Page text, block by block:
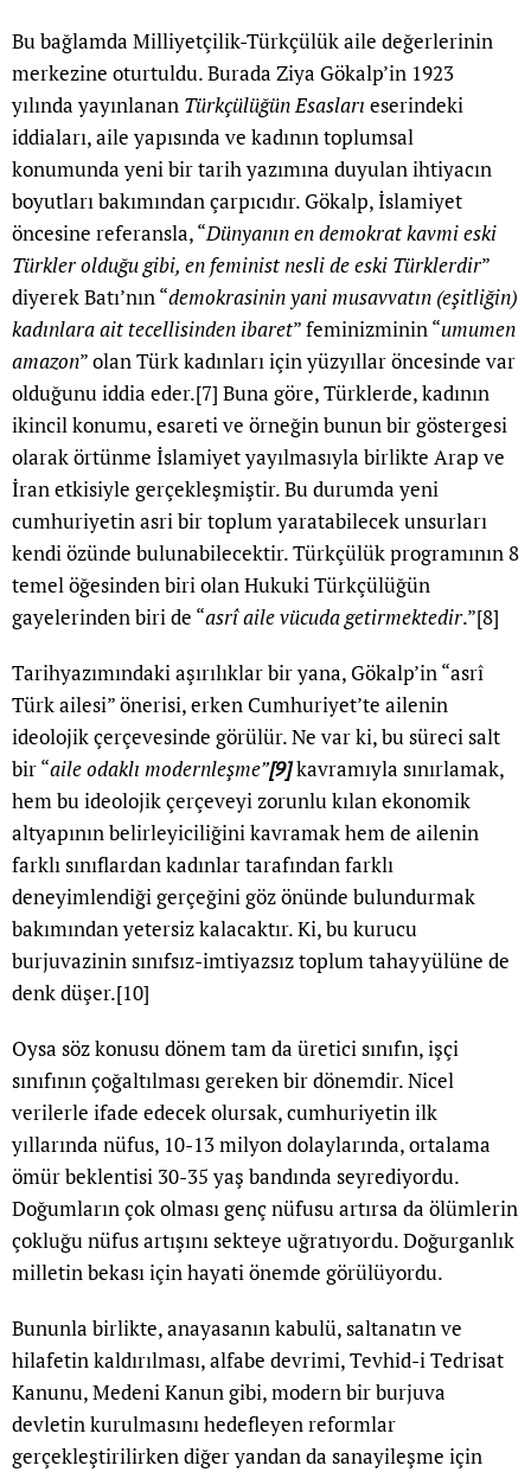
Bu bağlamda Milliyetçilik-Türkçülük aile değerlerinin
merkezine oturtuldu. Burada Ziya Gökalp’in 1923
yılında yayınlanan Türkçülüğün Esasları eserindeki
iddiaları, aile yapısında ve kadının toplumsal
konumunda yeni bir tarih yazımına duyulan ihtiyacın
boyutları bakımından çarpıcıdır. Gökalp, İslamiyet
öncesine referansla, “Dünyanın en demokrat kavmi eski
Türkler olduğu gibi, en feminist nesli de eski Türklerdir”
diyerek Batı’nın “demokrasinin yani musavvatın (eşitliğin)
kadınlara ait tecellisinden ibaret” feminizminin “umumen
amazon” olan Türk kadınları için yüzyıllar öncesinde var
olduğunu iddia eder.[7] Buna göre, Türklerde, kadının
ikincil konumu, esareti ve örneğin bunun bir göstergesi
olarak örtünme İslamiyet yayılmasıyla birlikte Arap ve
İran etkisiyle gerçekleşmiştir. Bu durumda yeni
cumhuriyetin asri bir toplum yaratabilecek unsurları
kendi özünde bulunabilecektir. Türkçülük programının 8
temel öğesinden biri olan Hukuki Türkçülüğün
gayelerinden biri de “asrî aile vücuda getirmektedir.”[8]
Tarihyazımındaki aşırılıklar bir yana, Gökalp’in “asrî
Türk ailesi” önerisi, erken Cumhuriyet’te ailenin
ideolojik çerçevesinde görülür. Ne var ki, bu süreci salt
bir “aile odaklı modernleşme”[9]kavramıyla sınırlamak,
hem bu ideolojik çerçeveyi zorunlu kılan ekonomik
altyapının belirleyiciliğini kavramak hem de ailenin
farklı sınıflardan kadınlar tarafından farklı
deneyimlendiği gerçeğini göz önünde bulundurmak
bakımından yetersiz kalacaktır. Ki, bu kurucu
burjuvazinin sınıfsız-imtiyazsız toplum tahayyülüne de
denk düşer.[10]
Oysa söz konusu dönem tam da üretici sınıfın, işçi
sınıfının çoğaltılması gereken bir dönemdir. Nicel
verilerle ifade edecek olursak, cumhuriyetin ilk
yıllarında nüfus, 10-13 milyon dolaylarında, ortalama
ömür beklentisi 30-35 yaş bandında seyrediyordu.
Doğumların çok olması genç nüfusu artırsa da ölümlerin
çokluğu nüfus artışını sekteye uğratıyordu. Doğurganlık
milletin bekası için hayati önemde görülüyordu.
Bununla birlikte, anayasanın kabulü, saltanatın ve
hilafetin kaldırılması, alfabe devrimi, Tevhid-i Tedrisat
Kanunu, Medeni Kanun gibi, modern bir burjuva
devletin kurulmasını hedefleyen reformlar
gerçekleştirilirken diğer yandan da sanayileşme için